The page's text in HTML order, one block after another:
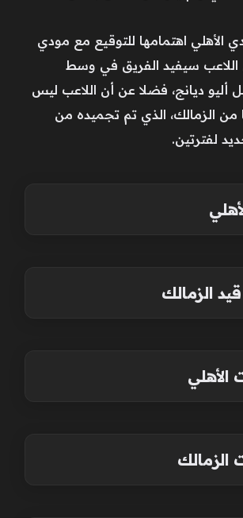
الأهلي اهتمامها للتوقيع مع مودي
سيفيد الفريق في وسط
أليو ديانج، فضلا عن أن اللاعب ليس
من الزمالك، الذي تم تجميده من
لفترتين.
الزمالك